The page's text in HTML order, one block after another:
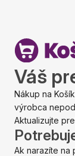
Váš
Nákup na
výrobca
Aktualizujte
Ak narazíte na